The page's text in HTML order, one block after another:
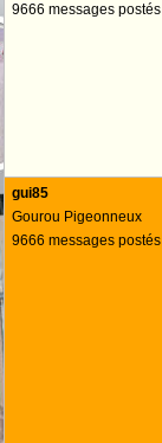
9666 messages postés
gui85
Gourou Pigeonneux
9666 messages postés